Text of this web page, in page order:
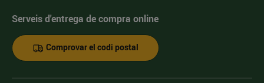
Serveis d'entrega de compra online
Comprovar el codi postal